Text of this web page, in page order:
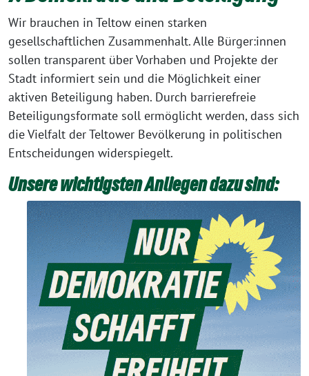
Wir brauchen in Teltow einen starken
gesellschaftlichen Zusammenhalt. Alle Bürger:innen
sollen transparent über Vorhaben und Projekte der
Stadt informiert sein und die Möglichkeit einer
aktiven Beteiligung haben. Durch barrierefreie
Beteiligungsformate soll ermöglicht werden, dass sich
die Vielfalt der Teltower Bevölkerung in politischen
Entscheidungen widerspiegelt.
Unsere wichtigsten Anliegen dazu sind: